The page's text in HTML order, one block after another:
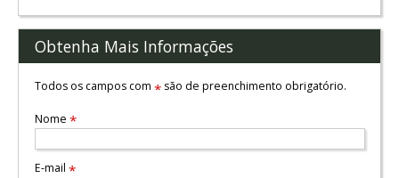
Obtenha Mais Informações
Todos os campos com *são de preenchimento obrigatório.
Nome *
E-mail *